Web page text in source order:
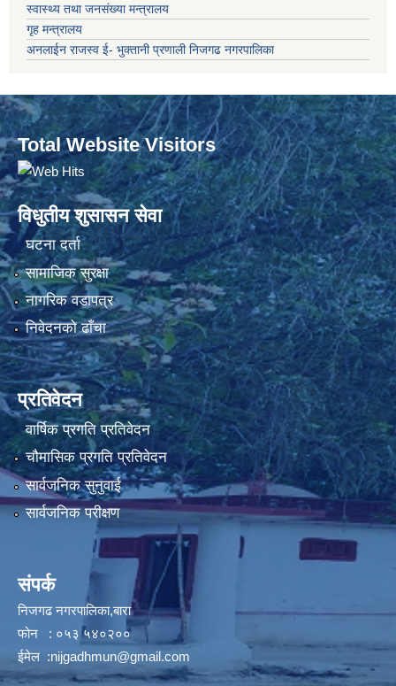
स्वास्थ्य तथा जनसंख्या मन्त्रालय
गृह मन्त्रालय
अनलाईन राजस्व ई- भुक्तानी प्रणाली निजगढ नगरपालिका
Total Website Visitors
विधुतीय शुसासन सेवा
घटना दर्ता
सामाजिक सुरक्षा
नागरिक वडापत्र
निवेदनको ढाँचा
प्रतिवेदन
वार्षिक प्रगति प्रतिवेदन
चौमासिक प्रगति प्रतिवेदन
सार्वजनिक सुनुवाई
सार्वजनिक परीक्षण
संपर्क
निजगढ नगरपालिका,बारा
फोन : ०५३ ५४०२००
ईमेल :nijgadhmun@gmail.com